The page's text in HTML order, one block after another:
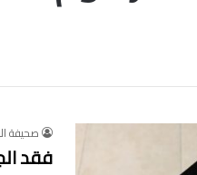
صحيفة
‏فقد